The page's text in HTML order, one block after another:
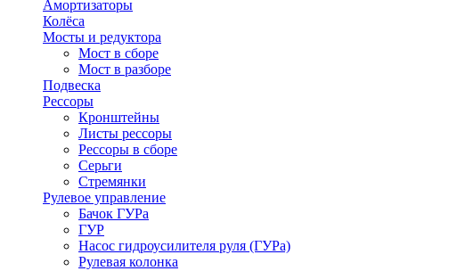
Амортизаторы
Колёса
Мосты и редуктора
Мост в сборе
Мост в разборе
Подвеска
Рессоры
Кронштейны
Листы рессоры
Рессоры в сборе
Серьги
Стремянки
Рулевое управление
Бачок ГУРа
ГУР
Насос гидроусилителя руля (ГУРа)
Рулевая колонка